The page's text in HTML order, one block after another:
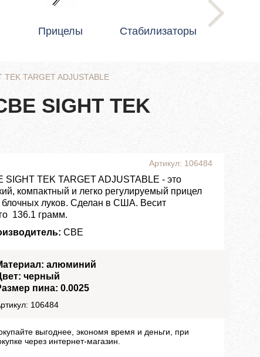
Прицелы Стабилизаторы
TARGET ADJUSTABLE
SIGHT TEK
Артикул: 106484
SIGHT TEK TARGET ADJUSTABLE - это
компактный и легко регулируемый прицел
блочных луков. Сделан в США. Весит
136.1 грамм.
CBE
алюминий
черный
пина: 0.0025
106484
выгоднее, экономя время и деньги, при
через интернет-магазин.